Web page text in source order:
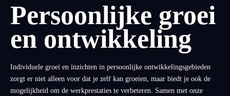
Persoonlijke groei
en ontwikkeling
Individuele groei en inzichten in persoonlijke ontwikkelingsgebieden
zorgt er niet alleen voor dat je zelf kan groeien, maar biedt je ook de
mogelijkheid om de werkprestaties te verbeteren. Samen met onze